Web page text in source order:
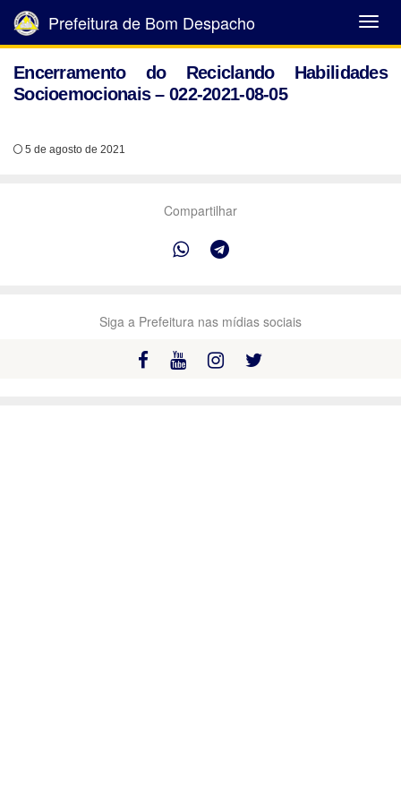
Abrir
Menu
Prefeitura de Bom Despacho
Encerramento do Reciclando Habilidades
Socioemocionais – 022-2021-08-05
5 de agosto de 2021
Compartilhar
Siga a Prefeitura nas mídias sociais